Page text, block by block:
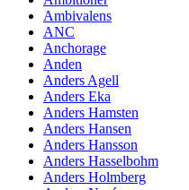
Ambivalens
ANC
Anchorage
Anden
Anders Agell
Anders Eka
Anders Hamsten
Anders Hansen
Anders Hansson
Anders Hasselbohm
Anders Holmberg